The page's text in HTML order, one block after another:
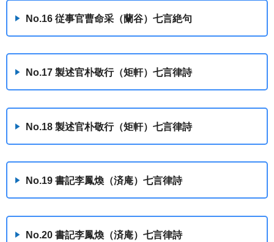
No.16 従事官曹命采（蘭谷）七言絶句
No.17 製述官朴敬行（矩軒）七言律詩
No.18 製述官朴敬行（矩軒）七言律詩
No.19 書記李鳳煥（済庵）七言律詩
No.20 書記李鳳煥（済庵）七言律詩